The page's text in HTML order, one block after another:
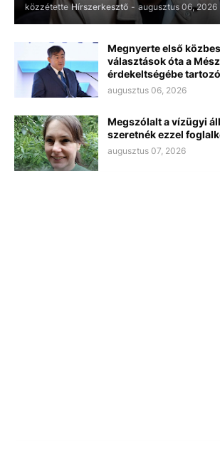
közzétette Hírszerkesztő - augusztus 06, 2026
Megnyerte első
választások óta a
érdekeltségébe
augusztus 06, 2026
Megszólalt a vízügyi
szeretnék ezzel
augusztus 07, 2026